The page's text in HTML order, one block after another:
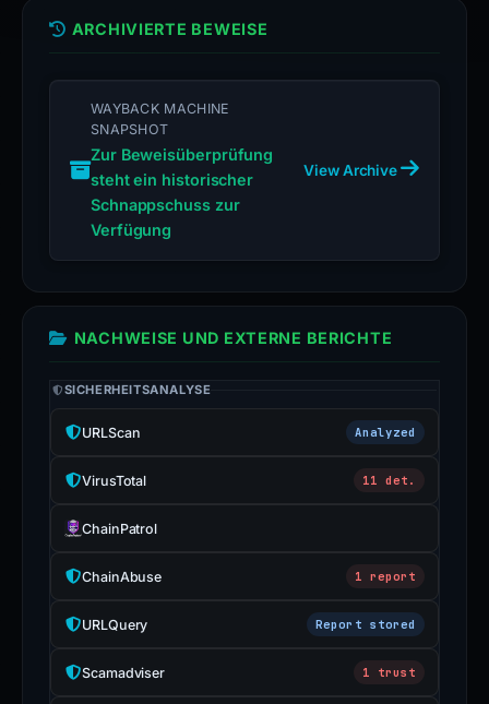
address
Submit
an
if
this
ARCHIVIERTE BEWEISE
WAYBACK MACHINE
SNAPSHOT
Zur Beweisüberprüfung
steht ein historischer
Schnappschuss zur
Verfügung
View Archive
NACHWEISE UND EXTERNE BERICHTE
SICHERHEITSANALYSE
URLScan Analyzed
VirusTotal 11 det.
ChainPatrol
ChainAbuse 1 report
URLQuery Report stored
Scamadviser 1 trust